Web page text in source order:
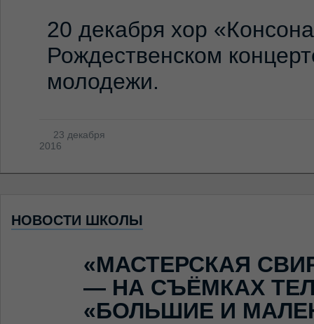
20 декабря хор
Рождественском
молодежи.
23 декабря
2016
НОВОСТИ ШКОЛЫ
«МАСТЕРСКАЯ
— НА СЪЁМКАХ
«БОЛЬШИЕ И